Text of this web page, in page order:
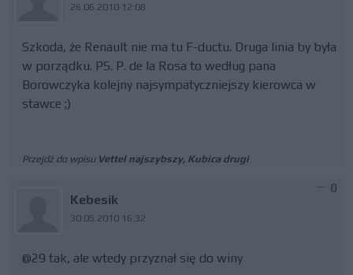
26.06.2010 12:08
Szkoda, że Renault nie ma tu F-ductu. Druga linia by była
w porządku. PS. P. de la Rosa to według pana
Borowczyka kolejny najsympatyczniejszy kierowca w
stawce ;)
Przejdź do wpisu Vettel najszybszy, Kubica drugi
Kebesik
30.05.2010 16:32
0
@29 tak, ale wtedy przyznał się do winy